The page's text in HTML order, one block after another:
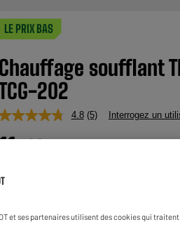
LE PRIX BAS
Chauffage soufflant
202
4.8 Lire
avis.
(5) Interrogez un
et ses partenaires utilisent des cookies qui traitent